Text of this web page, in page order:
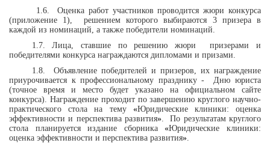
1.6.
Оценка работ участников проводится жюри конкурса
(приложение 1),
решением которого выбираются 3 призера в
каждой из номинаций, а также победители номинаций.
1.7. Лица, ставшие по решению жюри
призерами и
победителями конкурса награждаются дипломами и призами.
1.8.
Объявление победителей и призеров, их награждение
приурочивается к профессиональному празднику -
Дню юриста
(точное время и место будет указано на официальном сайте
конкурса). Награждение проходит по завершению круглого научно-
практического стола на тему «Юридические клиники: оценка
эффективности и перспектива развития».
По результатам круглого
стола планируется издание сборника«Юридические клиники:
оценка эффективности и перспектива развития».